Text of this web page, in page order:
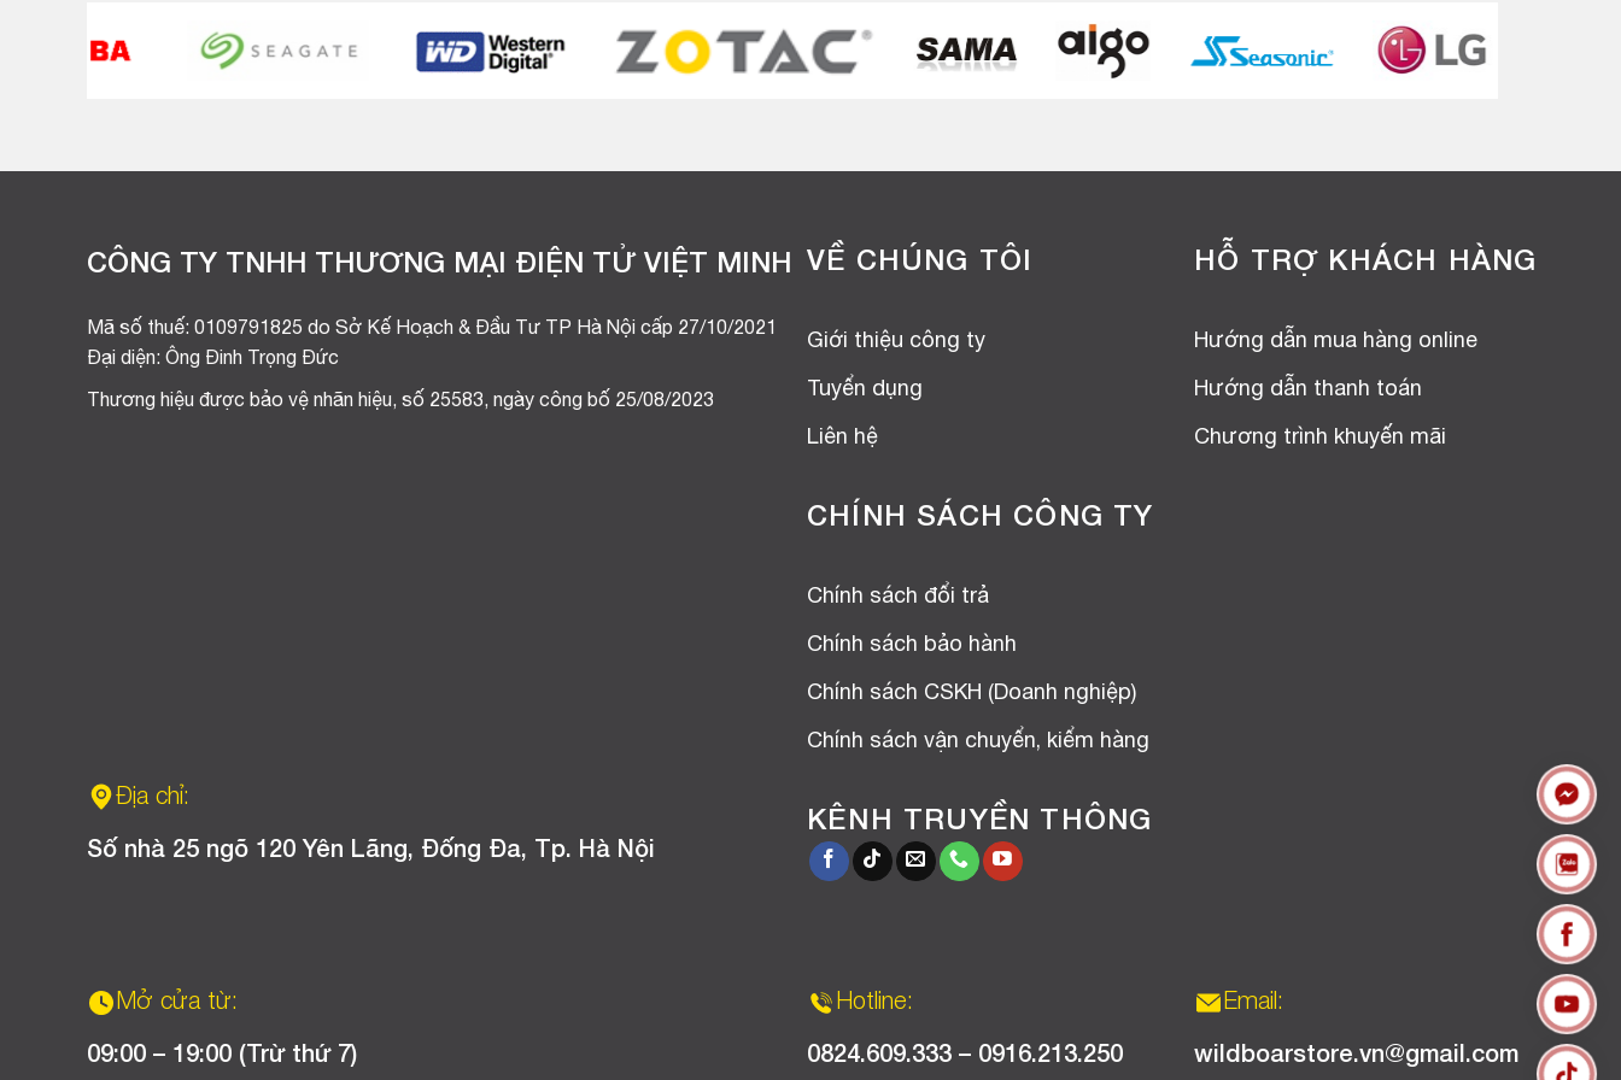
CÔNG TY TNHH THƯƠNG MẠI ĐIỆN TỬ VIỆT MINH
Mã số thuế: 0109791825 do Sở Kế Hoạch & Đầu Tư TP Hà Nội cấp 27/10/2021
Đại diện: Ông Đinh Trọng Đức
Thương hiệu được bảo vệ nhãn hiệu, số 25583, ngày công bố 25/08/2023
Địa chỉ:
Số nhà 25 ngõ 120 Yên Lãng, Đống Đa, Tp. Hà Nội
VỀ CHÚNG TÔI
Giới thiệu công ty
Tuyển dụng
Liên hệ
HỖ TRỢ KHÁCH HÀNG
Hướng dẫn mua hàng online
Hướng dẫn thanh toán
Chương trình khuyến mãi
CHÍNH SÁCH CÔNG TY
Chính sách đổi trả
Chính sách bảo hành
Chính sách CSKH (Doanh nghiệp)
Chính sách vận chuyển, kiểm hàng
KÊNH TRUYỀN THÔNG
Mở cửa từ:
09:00 – 19:00 (Trừ thứ 7)
Hotline:
0824.609.333 – 0916.213.250
Email:
wildboarstore.vn@gmail.com